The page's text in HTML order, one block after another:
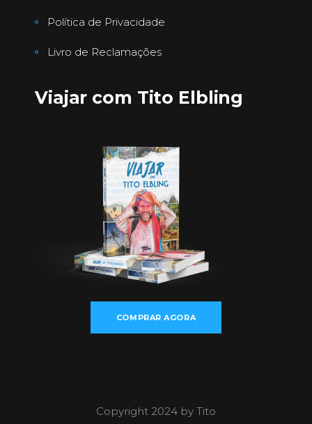
Política de Privacidade
Livro de Reclamações
Viajar com Tito Elbling
COMPRAR AGORA
Copyright 2024 by Tito